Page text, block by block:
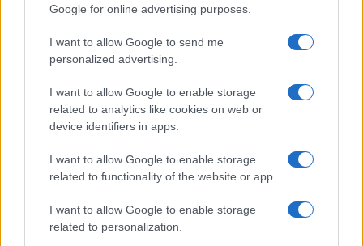
Google for online advertising purposes.
I want to allow Google to send me
personalized advertising.
I want to allow Google to enable storage
related to analytics like cookies on web or
device identifiers in apps.
I want to allow Google to enable storage
related to functionality of the website or app.
I want to allow Google to enable storage
related to personalization.
zlorabe plačilnih kartic s
skimmingom
V torek ob nespremenjenih
dajatvah občutna pocenitev
goriv
Na Koroško prihaja
avtomobilski spektakel:
Rohnenje motorjev, dvoboji na
Plohe in nevihte bodo do
večera zajele večji del države